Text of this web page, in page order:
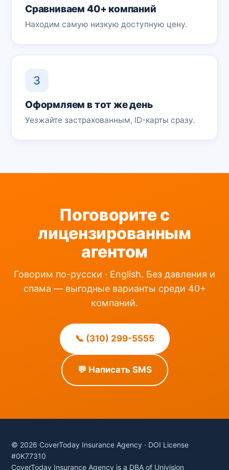
Сравниваем 40+ компаний
Находим самую низкую доступную цену.
3
Оформляем в тот же день
Уезжайте застрахованным, ID-карты сразу.
Поговорите с
лицензированным
агентом
Говорим по-русски · English. Без давления и
спама — выгодные варианты среди 40+
компаний.
📞 (310) 299-5555
💬 Написать SMS
© 2026 CoverToday Insurance Agency · DOI License
#0K77310
CoverToday Insurance Agency is a DBA of Univision